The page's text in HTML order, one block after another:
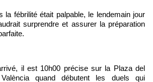
la fébrilité était palpable, le lendemain jour
surprendre et assurer la préparation
quand débutent les duels qui